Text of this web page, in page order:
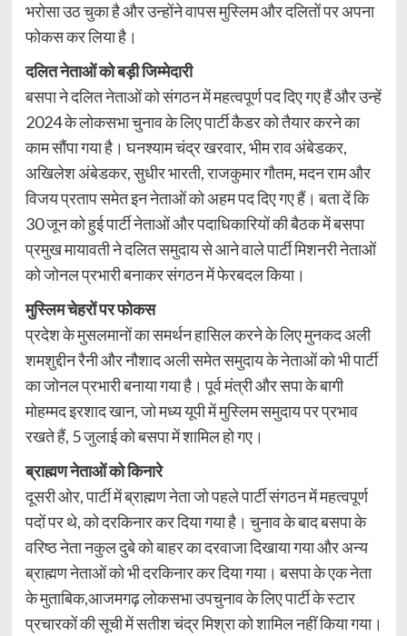
भरोसा उठ चुका है और उन्होंने वापस मुस्लिम और दलितों पर अपना
फोकस कर लिया है।
दलित नेताओं को बड़ी जिम्मेदारी
बसपा ने दलित नेताओं को संगठन में महत्वपूर्ण पद दिए गए हैं और उन्हें
2024 के लोकसभा चुनाव के लिए पार्टी कैडर को तैयार करने का
काम सौंपा गया है। घनश्याम चंद्र खरवार, भीम राव अंबेडकर,
अखिलेश अंबेडकर, सुधीर भारती, राजकुमार गौतम, मदन राम और
विजय प्रताप समेत इन नेताओं को अहम पद दिए गए हैं। बता दें कि
30 जून को हुई पार्टी नेताओं और पदाधिकारियों की बैठक में बसपा
प्रमुख मायावती ने दलित समुदाय से आने वाले पार्टी मिशनरी नेताओं
को जोनल प्रभारी बनाकर संगठन में फेरबदल किया।
मुस्लिम चेहरों पर फोकस
प्रदेश के मुसलमानों का समर्थन हासिल करने के लिए मुनकद अली
शमशुद्दीन रैनी और नौशाद अली समेत समुदाय के नेताओं को भी पार्टी
का जोनल प्रभारी बनाया गया है। पूर्व मंत्री और सपा के बागी
मोहम्मद इरशाद खान, जो मध्य यूपी में मुस्लिम समुदाय पर प्रभाव
रखते हैं, 5 जुलाई को बसपा में शामिल हो गए।
ब्राह्मण नेताओं को किनारे
दूसरी ओर, पार्टी में ब्राह्मण नेता जो पहले पार्टी संगठन में महत्वपूर्ण
पदों पर थे, को दरकिनार कर दिया गया है। चुनाव के बाद बसपा के
वरिष्ठ नेता नकुल दुबे को बाहर का दरवाजा दिखाया गया और अन्य
ब्राह्मण नेताओं को भी दरकिनार कर दिया गया। बसपा के एक नेता
के मुताबिक,आजमगढ़ लोकसभा उपचुनाव के लिए पार्टी के स्टार
प्रचारकों की सूची में सतीश चंद्र मिश्रा को शामिल नहीं किया गया।